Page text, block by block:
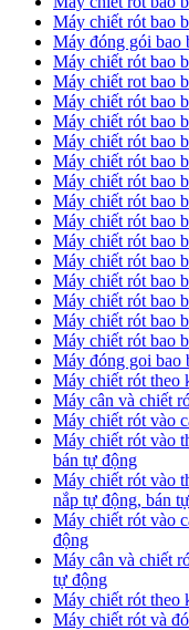
Máy chiết rót bao
Máy đóng gói bao
Máy chiết rót bao
Máy chiết rot bao
Máy chiết rót bao
Máy chiết rót bao
Máy chiết rót bao
Máy chiết rót bao
Máy chiết rót bao
Máy chiết rót bao
Máy chiết rót bao
Máy chiết rót bao
Máy chiết rót bao
Máy chiết rót bao
Máy chiết rót bao
Máy chiết rót bao
Máy chiết rót bao
Máy đóng goi bao
Máy chiết rót theo
Máy cân và chiết
Máy chiết rót vào
Máy chiết rót vào
bán tự động
Máy chiết rót vào
nắp tự động, bán
Máy chiết rót vào
động
Máy cân và chiết
tự động
Máy chiết rót theo
Máy chiết rót và